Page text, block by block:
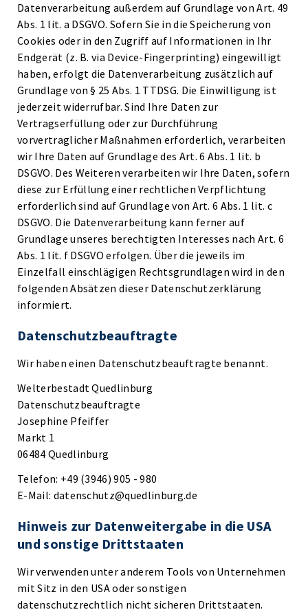
Datenverarbeitung außerdem auf Grundlage von Art. 49
Abs. 1 lit. a DSGVO. Sofern Sie in die Speicherung von
Cookies oder in den Zugriff auf Informationen in Ihr
Endgerät (z. B. via Device-Fingerprinting) eingewilligt
haben, erfolgt die Datenverarbeitung zusätzlich auf
Grundlage von § 25 Abs. 1 TTDSG. Die Einwilligung ist
jederzeit widerrufbar. Sind Ihre Daten zur
Vertragserfüllung oder zur Durchführung
vorvertraglicher Maßnahmen erforderlich, verarbeiten
wir Ihre Daten auf Grundlage des Art. 6 Abs. 1 lit. b
DSGVO. Des Weiteren verarbeiten wir Ihre Daten, sofern
diese zur Erfüllung einer rechtlichen Verpflichtung
erforderlich sind auf Grundlage von Art. 6 Abs. 1 lit. c
DSGVO. Die Datenverarbeitung kann ferner auf
Grundlage unseres berechtigten Interesses nach Art. 6
Abs. 1 lit. f DSGVO erfolgen. Über die jeweils im
Einzelfall einschlägigen Rechtsgrundlagen wird in den
folgenden Absätzen dieser Datenschutzerklärung
informiert.
Datenschutz­beauftragte
Wir haben einen Datenschutzbeauftragte benannt.
Welterbestadt Quedlinburg
Datenschutzbeauftragte
Josephine Pfeiffer
Markt 1
06484 Quedlinburg
Telefon: +49 (3946) 905 - 980
E-Mail: datenschutz@quedlinburg.de
Hinweis zur Datenweitergabe in die USA
und sonstige Drittstaaten
Wir verwenden unter anderem Tools von Unternehmen
mit Sitz in den USA oder sonstigen
datenschutzrechtlich nicht sicheren Drittstaaten.